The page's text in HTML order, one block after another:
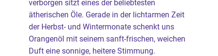
verborgen sitzt eines der beliebtesten
ätherischen Öle. Gerade in der lichtarmen Zeit
der Herbst- und Wintermonate schenkt uns
Orangenöl mit seinem sanft-frischen, weichen
Duft eine sonnige, heitere Stimmung.